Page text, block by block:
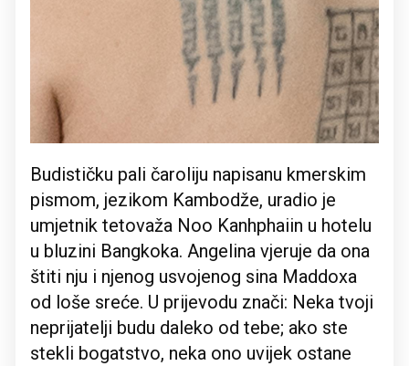
Budističku pali čaroliju napisanu kmerskim
pismom, jezikom Kambodže, uradio je
umjetnik tetovaža Noo Kanhphaiin u hotelu
u bluzini Bangkoka. Angelina vjeruje da ona
štiti nju i njenog usvojenog sina Maddoxa
od loše sreće. U prijevodu znači: Neka tvoji
neprijatelji budu daleko od tebe; ako ste
stekli bogatstvo, neka ono uvijek ostane